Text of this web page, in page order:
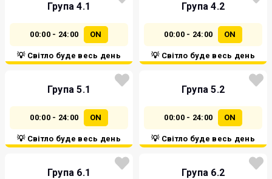
Група 4.1
00:00 - 24:00 ON
💡 Світло буде весь день
Група 4.2
00:00 - 24:00 ON
💡 Світло буде весь день
Група 5.1
00:00 - 24:00 ON
💡 Світло буде весь день
Група 5.2
00:00 - 24:00 ON
💡 Світло буде весь день
Група 6.1 Група 6.2